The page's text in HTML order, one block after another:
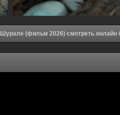
Шурале (фильм 2026) смотреть онлайн